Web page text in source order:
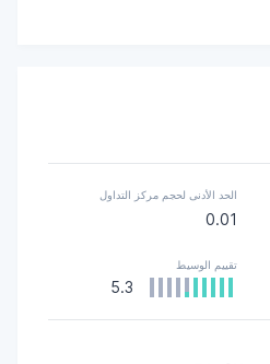
الحد الأدنى لحجم مركز التداول
0.01
تقييم الوسيط
5.3